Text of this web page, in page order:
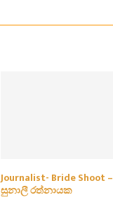
Journalist- Bride Shoot –
සුනාලී රත්නායක